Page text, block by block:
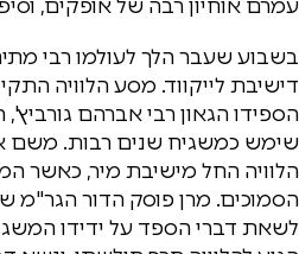
עמרם אוחיון רבה של אופקים,
בשבוע שעבר הלך לעולמו רבי
דישיבת לייקווד. מסע הלוויה
הספידו הגאון רבי אברהם
שימש כמשגיח שנים רבות. משם
הלוויה החל מישיבת מיר, כאשר
הסמוכים. מרן פוסק הדור הגר"מ
לשאת דברי הספד על ידידו